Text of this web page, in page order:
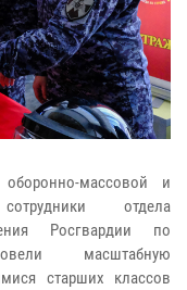
массовой и
отдела
Росгвардии по
масштабную
старших классов